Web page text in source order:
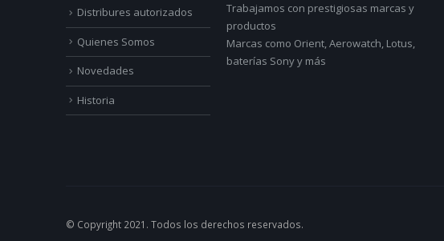
Distribures autorizados
Quienes Somos
Novedades
Historia
Trabajamos con prestigiosas marcas y
productos
Marcas como Orient, Aerowatch, Lotus,
baterías Sony y más
© Copyright 2021. Todos los derechos reservados.